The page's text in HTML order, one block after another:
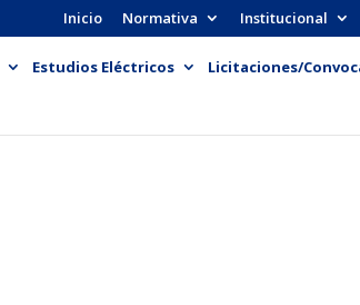
Inicio Normativa Institucional
Estudios Eléctricos
Licitaciones/